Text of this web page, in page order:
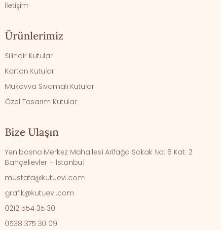
İletişim
Ürünlerimiz
Silindir Kutular
Karton Kutular
Mukavva Sıvamalı Kutular
Özel Tasarım Kutular
Bize Ulaşın
Yenibosna Merkez Mahallesi Arifağa Sokak No: 6 Kat: 2
Bahçelievler – İstanbul
mustafa@kutuevi.com
grafik@kutuevi.com
0212 554 35 30
0538 375 30 09